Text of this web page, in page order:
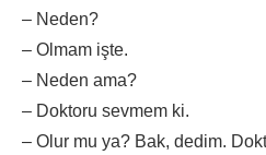
– Neden?
– Olmam işte.
– Neden ama?
– Doktoru sevmem ki.
– Olur mu ya? Bak, dedim.